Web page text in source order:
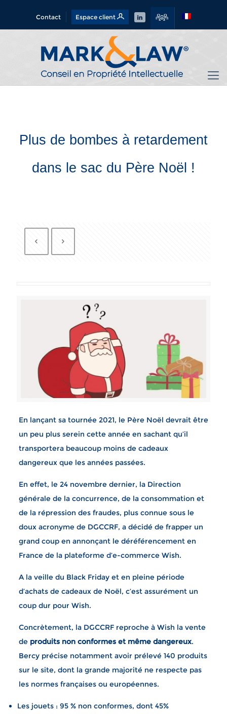
Contact Espace client
Plus de bombes à retardement
dans le sac du Père Noël !
En lançant sa tournée 2021, le Père Noël devrait être
un peu plus serein cette année en sachant qu’il
transportera beaucoup moins de cadeaux
dangereux que les années passées.
En effet, le 24 novembre dernier, la Direction
générale de la concurrence, de la consommation et
de la répression des fraudes, plus connue sous le
doux acronyme de DGCCRF, a décidé de frapper un
grand coup en annonçant le déréférencement en
France de la plateforme d’e-commerce Wish.
A la veille du Black Friday et en pleine période
d’achats de cadeaux de Noël, c’est assurément un
coup dur pour Wish.
Concrètement, la DGCCRF reproche à Wish la vente
de produits non conformes et même dangereux.
Bercy précise notamment avoir prélevé 140 produits
sur le site, dont la grande majorité ne respecte pas
les normes françaises ou européennes.
Les jouets : 95 % non conformes, dont 45%